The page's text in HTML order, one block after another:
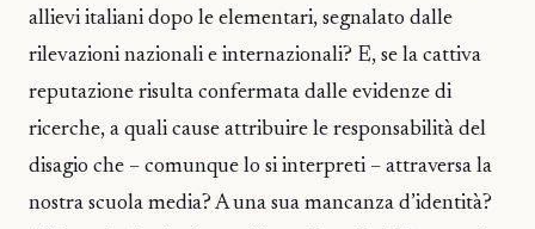
allievi italiani dopo le elementari, segnalato dalle
rilevazioni nazionali e internazionali? E, se la cattiva
reputazione risulta confermata dalle evidenze di
ricerche, a quali cause attribuire le responsabilità del
disagio che – comunque lo si interpreti – attraversa la
nostra scuola media? A una sua mancanza d’identità?